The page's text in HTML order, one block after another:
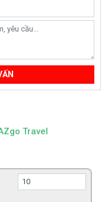
Travel